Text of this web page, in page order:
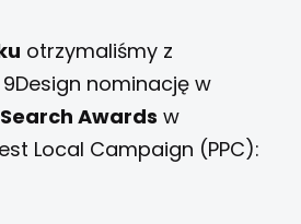
otrzymaliśmy z
nominację w
Awards w
Local Campaign (PPC):